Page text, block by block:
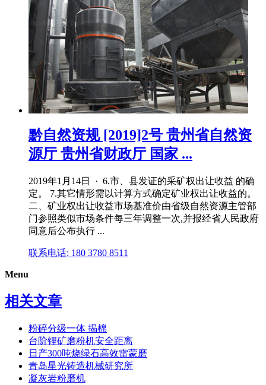
黔自然资规 [2019]2号 贵州省自然资
源厅 贵州省财政厅 国家 ...
2019年1月14日 · 6.市、县发证的采矿权出让收益 的确
定。 7.其它情形需以计算方式确定矿业权出让收益的。
二、矿业权出让收益市场基准价由省级自然资源主管部
门参照类似市场条件每三年调整一次,并报经省人民政府
同意后公布执行 ...
联系电话: 180 3780 8511
Menu
相关文章
粉碎分级一体 揭棉
台阶锂矿磨粉机安全距离
日产300吨烧绿石高效雷蒙磨
青岛星光铸造机械研究所
凝灰岩粉磨机